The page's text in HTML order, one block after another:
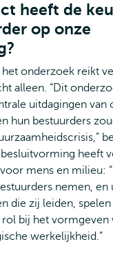
heeft de
op onze
het onderzoek reikt
alleen. “Dit
uitdagingen van
hun bestuurders
heeft
mens en milieu:
nemen,
die zij leiden, spelen
bij het vormgeven
werkelijkheid.”